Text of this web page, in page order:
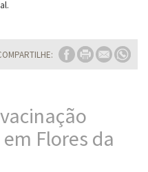
Flores da